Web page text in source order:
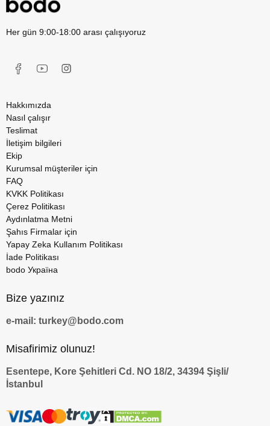
Her gün 9:00-18:00 arası çalışıyoruz
Hakkımızda
Nasıl çalışır
Teslimat
İletişim bilgileri
Ekip
Kurumsal müşteriler için
FAQ
KVKK Politikası
Çerez Politikası
Aydınlatma Metni
Şahıs Firmalar için
Yapay Zeka Kullanım Politikası
İade Politikası
bodo Україна
Bize yazınız
e-mail: turkey@bodo.com
Misafirimiz olunuz!
Esentepe, Kore Şehitleri Cd. NO 18/2, 34394 Şişli/
İstanbul